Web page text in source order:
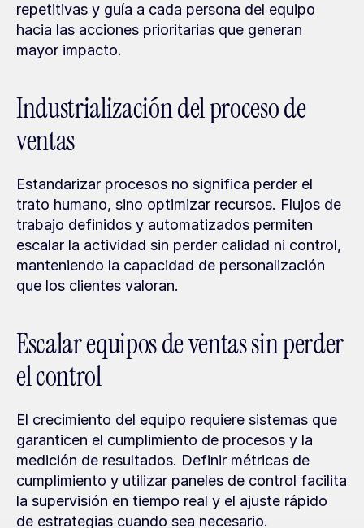
repetitivas y guía a cada persona del equipo
hacia las acciones prioritarias que generan
mayor impacto.
Industrialización del proceso de
ventas
Estandarizar procesos no significa perder el
trato humano, sino optimizar recursos. Flujos de
trabajo definidos y automatizados permiten
escalar la actividad sin perder calidad ni control,
manteniendo la capacidad de personalización
que los clientes valoran.
Escalar equipos de ventas sin perder
el control
El crecimiento del equipo requiere sistemas que
garanticen el cumplimiento de procesos y la
medición de resultados. Definir métricas de
cumplimiento y utilizar paneles de control facilita
la supervisión en tiempo real y el ajuste rápido
de estrategias cuando sea necesario.